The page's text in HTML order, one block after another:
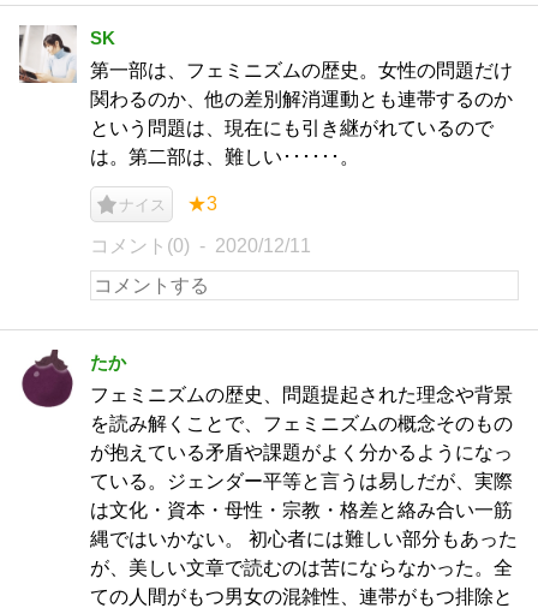
SK
第一部は、フェミニズムの歴史。女性の問題だけ
関わるのか、他の差別解消運動とも連帯するのか
という問題は、現在にも引き継がれているので
は。第二部は、難しい･･････。
ナイス ★3
コメント(0) 2020/12/11
たか
フェミニズムの歴史、問題提起された理念や背景
を読み解くことで、フェミニズムの概念そのもの
が抱えている矛盾や課題がよく分かるようになっ
ている。ジェンダー平等と言うは易しだが、実際
は文化・資本・母性・宗教・格差と絡み合い一筋
縄ではいかない。 初心者には難しい部分もあった
が、美しい文章で読むのは苦にならなかった。全
ての人間がもつ男女の混雑性、連帯がもつ排除と